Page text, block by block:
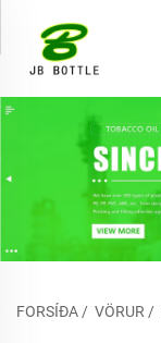
FORSÍÐA/ VÖRUR/